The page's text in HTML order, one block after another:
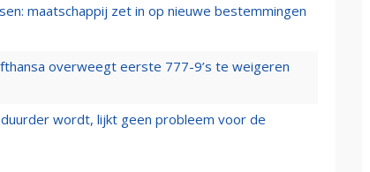
maatschappij zet in op nieuwe bestemmingen
overweegt eerste 777-9’s te weigeren
wordt, lijkt geen probleem voor de